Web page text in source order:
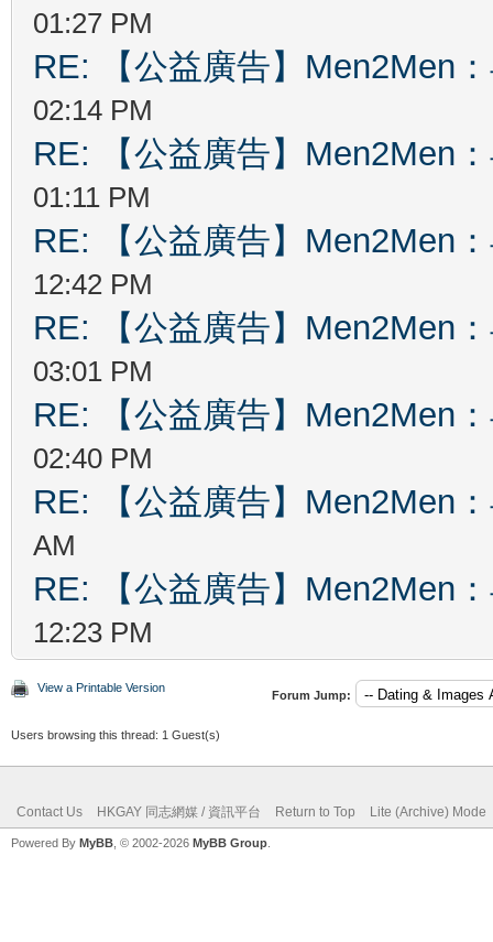
01:27 PM
RE: 【公益廣告】Men2Men
02:14 PM
RE: 【公益廣告】Men2Men
01:11 PM
RE: 【公益廣告】Men2Men
12:42 PM
RE: 【公益廣告】Men2Men
03:01 PM
RE: 【公益廣告】Men2Men
02:40 PM
RE: 【公益廣告】Men2Men
AM
RE: 【公益廣告】Men2Men
12:23 PM
View a Printable Version
Forum Jump:
Users browsing this thread: 1 Guest(s)
Contact Us HKGAY 同志網媒 / 資訊平台 Return to Top Lite (Archive) Mode
Powered By MyBB , © 2002-2026 MyBB Group